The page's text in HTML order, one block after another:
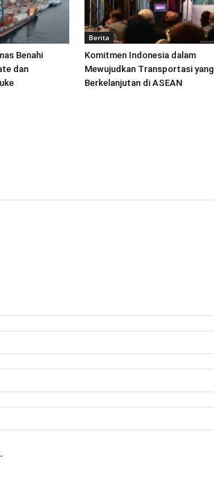
Benahi
dan
Berita
Komitmen Indonesia dalam
Mewujudkan Transportasi yang
Berkelanjutan di ASEAN